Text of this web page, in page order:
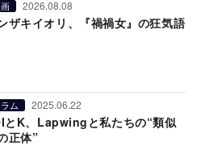
2026.08.08
ザキイオリ、『禍禍女』の狂気語
ム 2025.06.22
とK、Lapwingと私たちの“類似
正体”